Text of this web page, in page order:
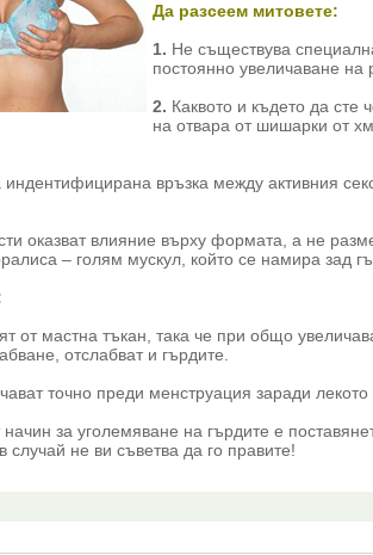
Да разсеем митовете:
1. Не съществува
постоянно увеличаване на
2. Каквото и където да сте
на отвара от шишарки от
връзка между активния
оказват влияние върху формата, а не
– голям мускул, който се намира зад
от мастна тъкан, така че при общо
отслабват и гърдите.
точно преди менструация заради
за уголемяване на гърдите е
случай не ви съветва да го правите!